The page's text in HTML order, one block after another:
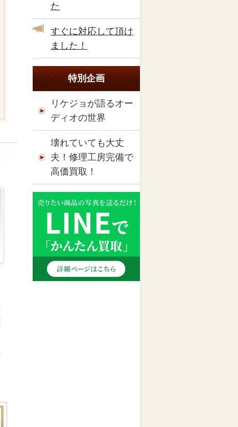
た
すぐに対応して頂け
ました！
特別企画
リケジョが語るオー
ディオの世界
壊れていても大丈
夫！修理工房完備で
高価買取！